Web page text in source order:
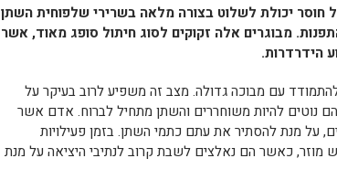
חוסר יכולת לשלוט בצורה מלאה בשרירי שלפוחית השתן
מבוגרים אלה זקוקים לסוג חיתול סופג מאוד, אשר
הידרדרות.
עם מבוכה גדולה. מצב זה משפיע לרוב בעיקר על
נוטים להיות משוחררים והשתן מתחיל לברוח. אדם אשר
על מנת להסתיר את עתם כתמי השתן. בזמן פעילויות
מוזר, כאשר הם נאלצים לשבת קרוב לנתיבי היציאה על מנת